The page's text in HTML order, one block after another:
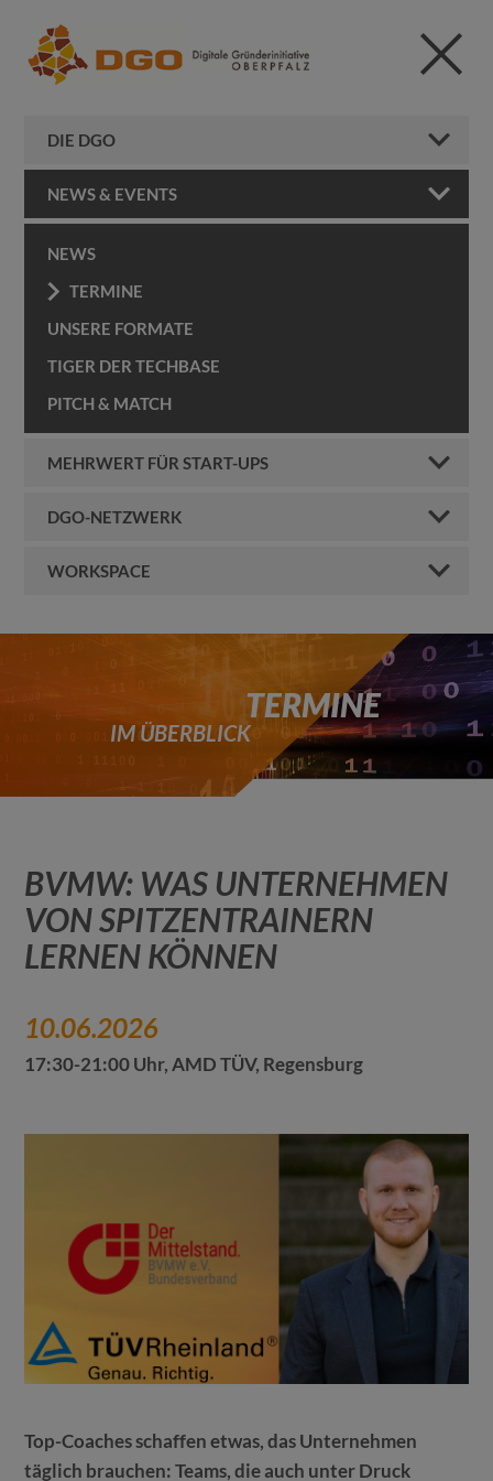
DIE DGO
NEWS & EVENTS
NEWS
TERMINE
UNSERE FORMATE
TIGER DER TECHBASE
PITCH & MATCH
MEHRWERT FÜR START-UPS
DGO-NETZWERK
WORKSPACE
TERMINE
IM ÜBERBLICK
BVMW: WAS UNTERNEHMEN
VON SPITZENTRAINERN
LERNEN KÖNNEN
10.06.2026
17:30-21:00 Uhr, AMD TÜV, Regensburg
Top-Coaches schaffen etwas, das Unternehmen
täglich brauchen: Teams, die auch unter Druck